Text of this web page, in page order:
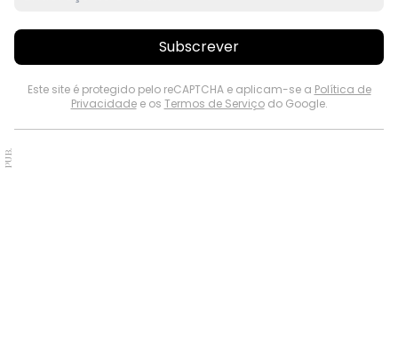
Subscrever
Este site é protegido pelo reCAPTCHA e aplicam-se a Política de
Privacidadee os Termos de Serviçodo Google.
PUB.